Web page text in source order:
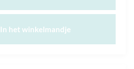
In het winkelmandje